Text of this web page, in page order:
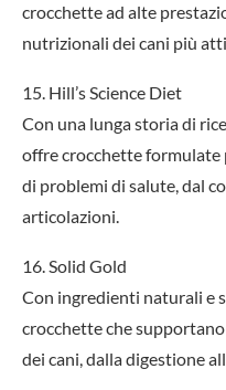
crocchette ad alte
nutrizionali dei cani più
15. Hill’s Science Diet
Con una lunga storia di
offre crocchette formulate
di problemi di salute, dal
articolazioni.
16. Solid Gold
Con ingredienti naturali e
crocchette che
dei cani, dalla digestione